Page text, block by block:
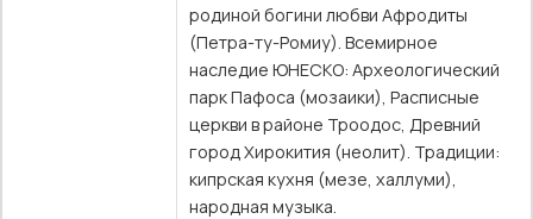
родиной богини любви Афродиты
(Петра-ту-Ромиу). Всемирное
наследие ЮНЕСКО: Археологический
парк Пафоса (мозаики), Расписные
церкви в районе Троодос, Древний
город Хирокития (неолит). Традиции:
кипрская кухня (мезе, халлуми),
народная музыка.